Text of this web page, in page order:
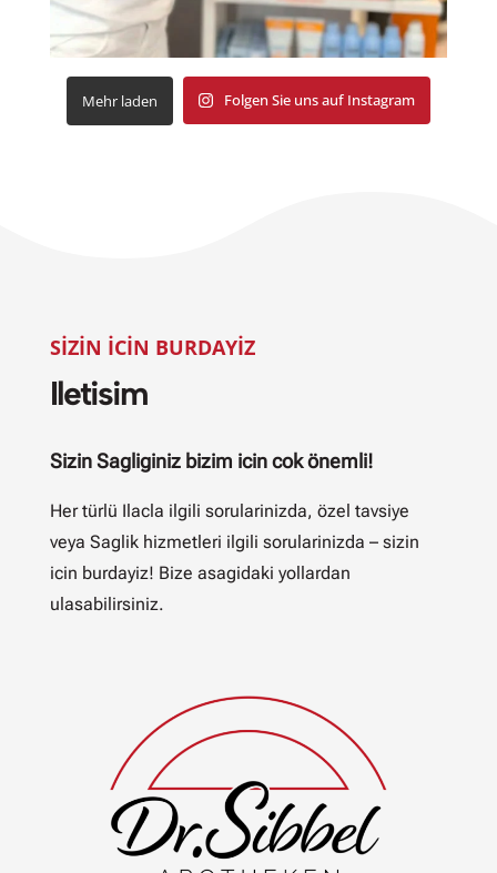
Mehr laden Folgen Sie uns auf Instagram
SIZIN ICIN BURDAYIZ
Iletisim
Sizin Sagliginiz bizim icin cok önemli!
Her türlü Ilacla ilgili sorularinizda, özel tavsiye
veya Saglik hizmetleri ilgili sorularinizda – sizin
icin burdayiz! Bize asagidaki yollardan
ulasabilirsiniz.